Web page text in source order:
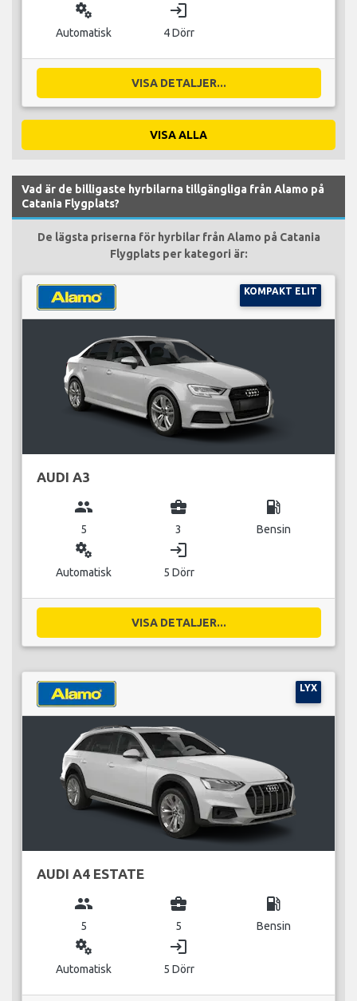
miscellaneous_services
Automatisk
login
4 Dörr
VISA DETALJER...
VISA ALLA
Vad är de billigaste hyrbilarna tillgängliga från Alamo på
Catania Flygplats?
De lägsta priserna för hyrbilar från Alamo på Catania
Flygplats per kategori är:
KOMPAKT ELIT
AUDI A3
group
5
business_center
3
local_gas_station
Bensin
miscellaneous_services
Automatisk
login
5 Dörr
VISA DETALJER...
LYX
AUDI A4 ESTATE
group
5
business_center
5
local_gas_station
Bensin
miscellaneous_services
Automatisk
login
5 Dörr